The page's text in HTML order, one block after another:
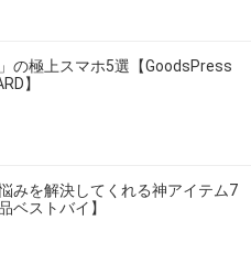
の極上スマホ5選【GoodsPress
】
みを解決してくれる神アイテム7
ベストバイ】